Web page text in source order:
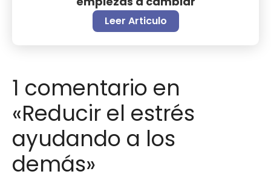
Leer Articulo
1 comentario en
«Reducir el estrés
ayudando a los
demás»